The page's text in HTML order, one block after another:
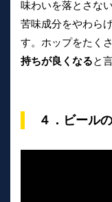
味わいを落とさな
苦味成分をやわら
す。ホップをたく
持ちが良くなると
４．ビール